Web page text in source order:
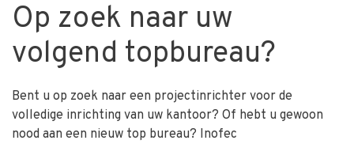
Op zoek naar uw
volgend topbureau?
Bent u op zoek naar een projectinrichter voor de
volledige inrichting van uw kantoor? Of hebt u gewoon
nood aan een nieuw top bureau? Inofec